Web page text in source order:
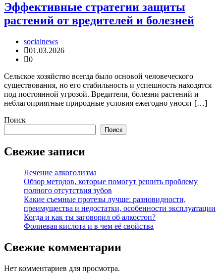
Эффективные стратегии защиты
растений от вредителей и болезней
socialnews
01.03.2026
0
Сельское хозяйство всегда было основой человеческого
существования, но его стабильность и успешность находятся
под постоянной угрозой. Вредители, болезни растений и
неблагоприятные природные условия ежегодно уносят […]
Поиск
Поиск
Свежие записи
Лечение алкоголизма
Обзор методов, которые помогут решить проблему
полного отсутствия зубов
Какие съемные протезы лучше: разновидности,
преимущества и недостатки, особенности эксплуатации
Когда и как ты заговорил об алкостоп?
Фолиевая кислота и в чем её свойства
Свежие комментарии
Нет комментариев для просмотра.